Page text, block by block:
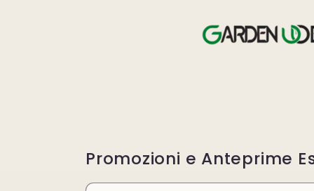
Promozioni e Anteprime